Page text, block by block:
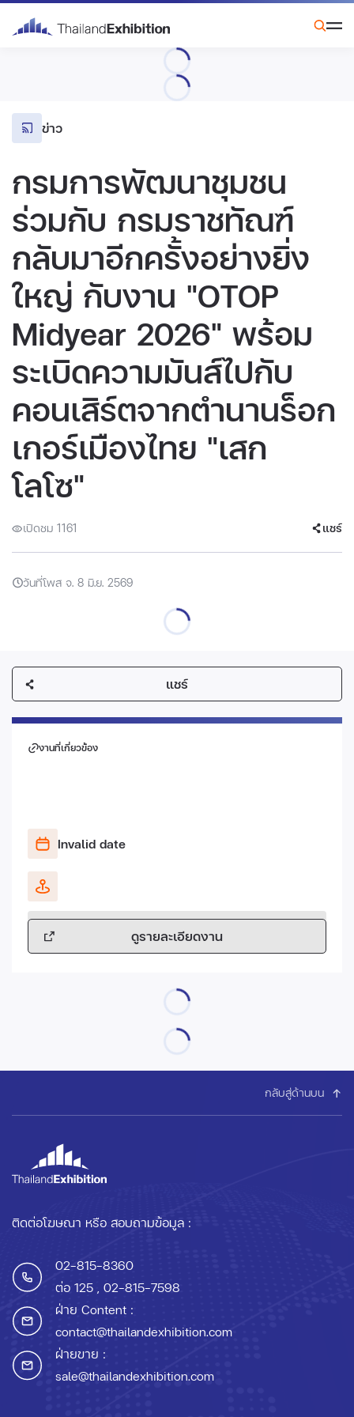
ข่าว
กรมการพัฒนาชุมชน
ร่วมกับ กรมราชทัณฑ์
กลับมาอีกครั้งอย่างยิ่ง
ใหญ่ กับงาน "OTOP
Midyear 2026" พร้อม
ระเบิดความมันส์ไปกับ
คอนเสิร์ตจากตำนานร็อก
เกอร์เมืองไทย "เสก
โลโซ"
เปิดชม 1161 แชร์
วันที่โพส จ. 8 มิ.ย. 2569
แชร์
งานที่เกี่ยวข้อง
Invalid date
ดูรายละเอียดงาน
กลับสู่ด้านบน
ติดต่อโฆษณา หรือ สอบถามข้อมูล :
02-815-8360
ต่อ 125 , 02-815-7598
ฝ่าย Content :
contact@thailandexhibition.com
ฝ่ายขาย :
sale@thailandexhibition.com